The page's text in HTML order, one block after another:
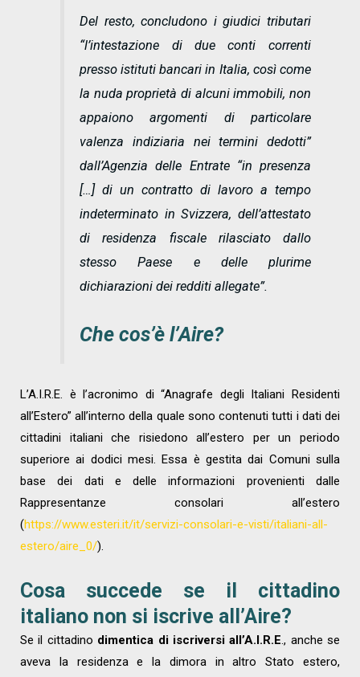
Del resto, concludono i giudici tributari
“l’intestazione di due conti correnti
presso istituti bancari in Italia, così come
la nuda proprietà di alcuni immobili, non
appaiono argomenti di particolare
valenza indiziaria nei termini dedotti”
dall’Agenzia delle Entrate “in presenza
[…]di un contratto di lavoro a tempo
indeterminato in Svizzera, dell’attestato
di residenza fiscale rilasciato dallo
stesso Paese e delle plurime
dichiarazioni dei redditi allegate”.
Che cos’è l’Aire?
L’A.I.R.E. è l’acronimo di “Anagrafe degli Italiani Residenti
all’Estero” all’interno della quale sono contenuti tutti i dati dei
cittadini italiani che risiedono all’estero per un periodo
superiore ai dodici mesi. Essa è gestita dai Comuni sulla
base dei dati e delle informazioni provenienti dalle
Rappresentanze consolari all’estero
(https://www.esteri.it/it/servizi-consolari-e-visti/italiani-all-
estero/aire_0/).
Cosa succede se il cittadino
italiano non si iscrive all’Aire?
Se il cittadino dimentica di iscriversi all’A.I.R.E., anche se
aveva la residenza e la dimora in altro Stato estero,